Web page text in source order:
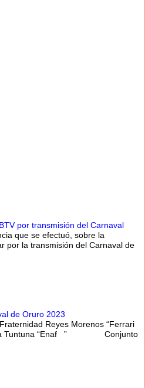
por transmisión del Carnaval
que se efectuó, sobre la
por la transmisión del Carnaval de
de Oruro 2023
Reyes Morenos “Ferrari
La Tuntuna “Enaf ” Conjunto